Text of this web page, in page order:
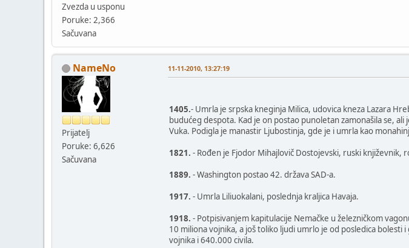
Zvezda u usponu
Poruke: 2,366
Sačuvana
NameNo
Prijatelj
Poruke: 6,626
Sačuvana
11-11-2010, 13:27:19
1405.- Umrla je srpska kneginja Milica, udovica kneza Lazara
budućeg despota. Kad je on postao punoletan zamonašila se,
Vuka. Podigla je manastir Ljubostinja, gde je i umrla kao
1821. - Rođen je Fjodor Mihajlovič Dostojevski, ruski književnik,
1889. - Washington postao 42. država SAD-a.
1917. - Umrla Liliuokalani, poslednja kraljica Havaja.
1918. - Potpisivanjem kapitulacije Nemačke u železničkom
10 miliona vojnika, a još toliko ljudi umrlo je od posledica
vojnika i 640.000 civila.